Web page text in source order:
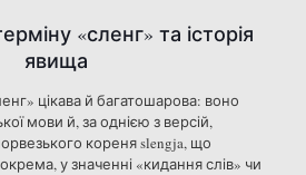
«сленг» та історія
явища
цікава й багатошарова: воно
мови й, за однією з версій,
кореня slengja, що
у значенні «кидання слів» чи